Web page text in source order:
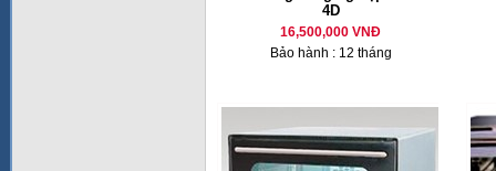
4D
16,500,000 VNĐ
Bảo hành : 12 tháng